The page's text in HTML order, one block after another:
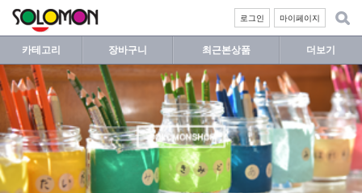
마이페이지
로그인
카테고리 장바구니 최근본상품 더보기